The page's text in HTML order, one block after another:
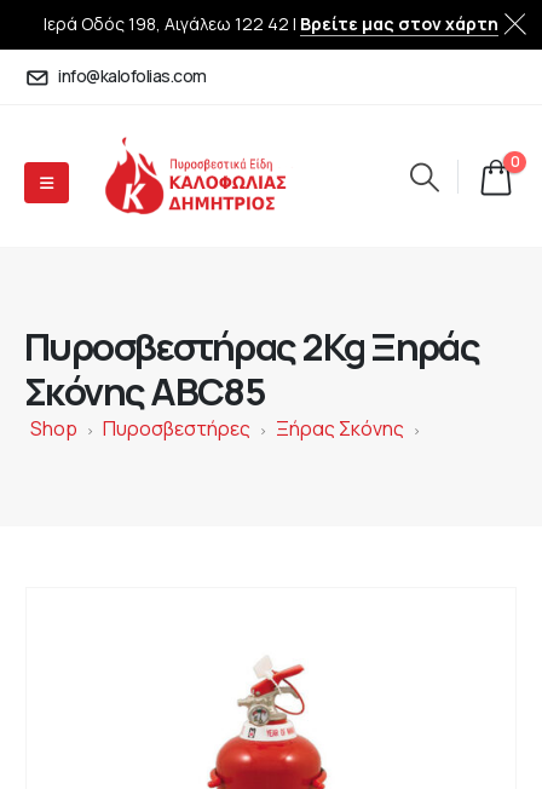
Ιερά Οδός 198, Αιγάλεω 122 42 | Βρείτε μας στον χάρτη
info@kalofolias.com
0
Πυροσβεστήρας 2Kg Ξηράς
Σκόνης ABC85
Shop > Πυροσβεστήρες > Ξήρας Σκόνης >